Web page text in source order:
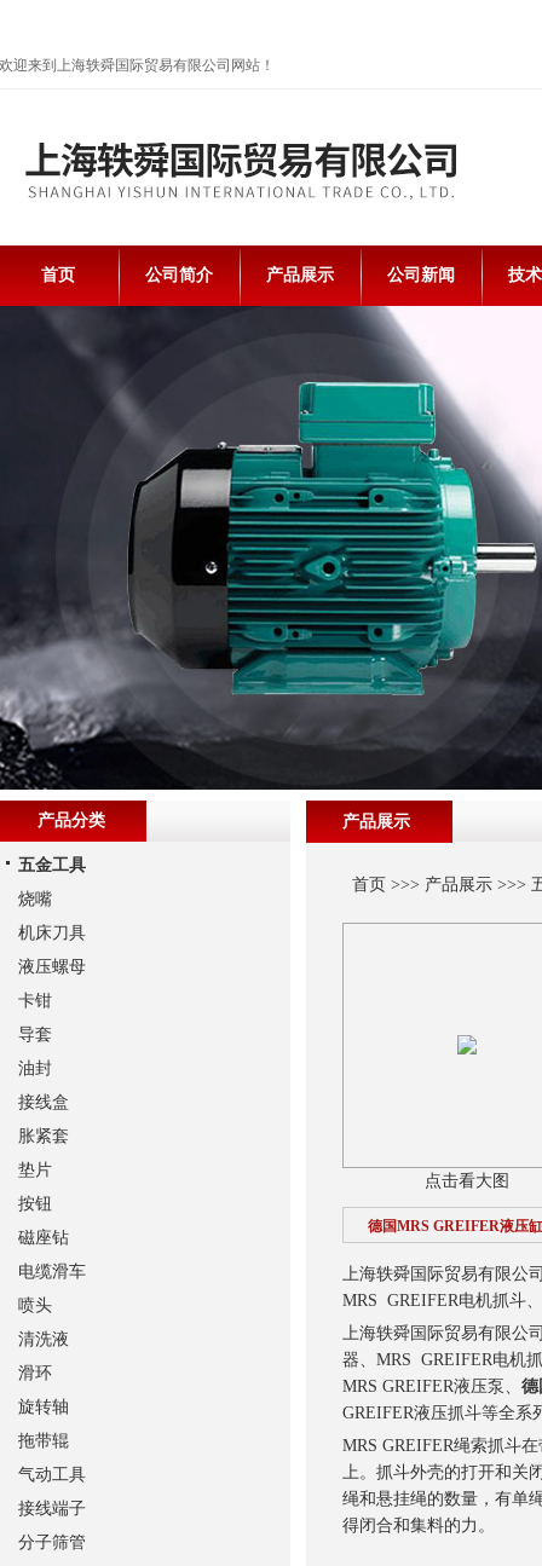
欢迎来到上海轶舜国际贸易有限公司网站！
首页 公司简介 产品展示 公司新闻 技
产品展示
首页 >>> 产品展示>>>
点击看大图
德国MRS GREIFER液压缸
上海轶舜国际贸易有限公
MRS GREIFER电机抓斗
上海轶舜国际贸易有限公
器、MRS GREIFER电机
MRS GREIFER液压泵、 德
GREIFER液压抓斗等全系
MRS GREIFER绳索抓斗
上。抓斗外壳的打开和关
绳和悬挂绳的数量，有单
得闭合和集料的力。
产品分类
五金工具
烧嘴
机床刀具
液压螺母
卡钳
导套
油封
接线盒
胀紧套
垫片
按钮
磁座钻
电缆滑车
喷头
清洗液
滑环
旋转轴
拖带辊
气动工具
接线端子
分子筛管